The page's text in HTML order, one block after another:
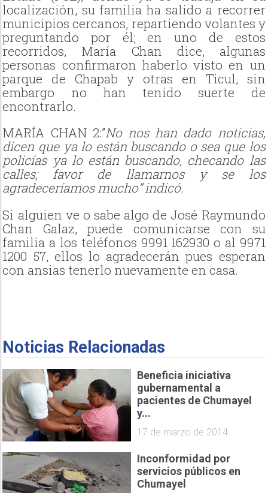
localización, su familia ha salido a recorrer
municipios cercanos, repartiendo volantes y
preguntando por él; en uno de estos
recorridos, María Chan dice, algunas
personas confirmaron haberlo visto en un
parque de Chapab y otras en Ticul, sin
embargo no han tenido suerte de
encontrarlo.
MARÍA CHAN 2:”No nos han dado noticias,
dicen que ya lo están buscando o sea que los
policías ya lo están buscando, checando las
calles; favor de llamarnos y se los
agradeceríamos mucho” indicó.
Si alguien ve o sabe algo de José Raymundo
Chan Galaz, puede comunicarse con su
familia a los teléfonos 9991 162930 o al 9971
1200 57, ellos lo agradecerán pues esperan
con ansias tenerlo nuevamente en casa.
Noticias Relacionadas
Beneficia iniciativa
gubernamental a
pacientes de Chumayel
y...
17 de marzo de 2014
Inconformidad por
servicios públicos en
Chumayel